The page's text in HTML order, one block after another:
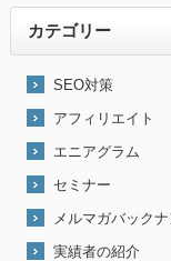
カテゴリー
SEO対策
アフィリエイト
エニアグラム
セミナー
メルマガバック
実績者の紹介